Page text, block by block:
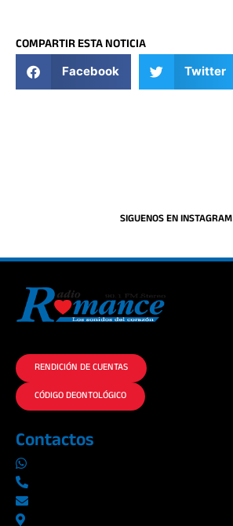
COMPARTIR ESTA NOTICIA
Facebook Twitter
SIGUENOS EN INSTAGRAM
RENDICIÓN DE CUENTAS
CÓDIGO DEONTOLÓGICO
Contactos